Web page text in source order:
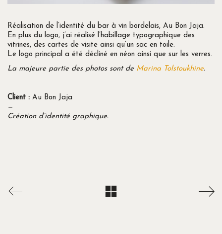
Réalisation de l’identité du bar à vin bordelais, Au Bon Jaja.
En plus du logo, j’ai réalisé l’habillage typographique des
vitrines, des cartes de visite ainsi qu’un sac en toile.
Le logo principal a été décliné en néon ainsi que sur les verres.
La majeure partie des photos sont de Marina Tolstoukhine.
Client : Au Bon Jaja
—
Création d’identité graphique.